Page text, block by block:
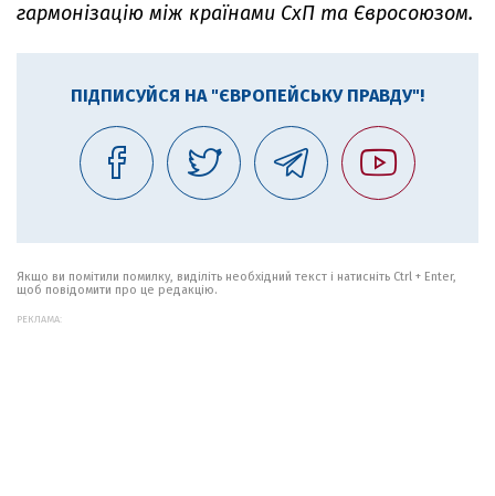
гармонізацію між країнами СхП та Євросоюзом.
ПІДПИСУЙСЯ НА "ЄВРОПЕЙСЬКУ ПРАВДУ"!
Якщо ви помітили помилку, виділіть необхідний текст і натисніть Ctrl + Enter,
щоб повідомити про це редакцію.
РЕКЛАМА: